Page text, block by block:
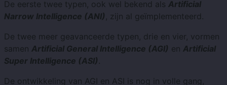
De eerste twee typen, ook wel bekend als Artificial
Narrow Intelligence (ANI) , zijn al geïmplementeerd.
De twee meer geavanceerde typen, drie en vier, vormen
samen Artificial General Intelligence (AGI) en Artificial
Super Intelligence (ASI) .
De ontwikkeling van AGI en ASI is nog in volle gang,